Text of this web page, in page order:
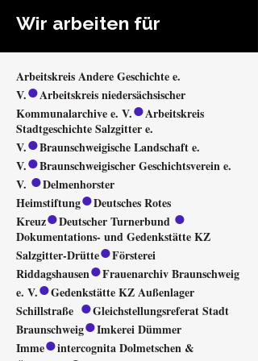
Wir arbeiten für
Arbeitskreis Andere Geschichte e.
V.●Arbeitskreis niedersächsischer
Kommunalarchive e. V.●Arbeitskreis
Stadtgeschichte Salzgitter e.
V.●Braunschweigische Landschaft e.
V.●Braunschweigischer Geschichtsverein e.
V. ●Delmenhorster
Heimstiftung●Deutsches Rotes
Kreuz●Deutscher Turnerbund ●
Dokumentations- und Gedenkstätte KZ
Salzgitter-Drütte●Försterei
Riddagshausen●Frauenarchiv Braunschweig
e. V.●Gedenkstätte KZ Außenlager
Schillstraße ●Gleichstellungsreferat Stadt
Braunschweig●Imkerei Dümmer
Imme●intercognita Dolmetschen &